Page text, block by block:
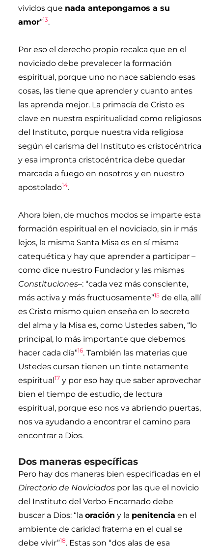
vividos que nada antepongamos a su
amor”13.
Por eso el derecho propio recalca que en el
noviciado debe prevalecer la formación
espiritual, porque uno no nace sabiendo esas
cosas, las tiene que aprender y cuanto antes
las aprenda mejor. La primacía de Cristo es
clave en nuestra espiritualidad como religiosos
del Instituto, porque nuestra vida religiosa
según el carisma del Instituto es cristocéntrica
y esa impronta cristocéntrica debe quedar
marcada a fuego en nosotros y en nuestro
apostolado14.
Ahora bien, de muchos modos se imparte esta
formación espiritual en el noviciado, sin ir más
lejos, la misma Santa Misa es en sí misma
catequética y hay que aprender a participar –
como dice nuestro Fundador y las mismas
Constituciones–: “cada vez más consciente,
más activa y más fructuosamente”15 de ella, allí
es Cristo mismo quien enseña en lo secreto
del alma y la Misa es, como Ustedes saben, “lo
principal, lo más importante que debemos
hacer cada día”16. También las materias que
Ustedes cursan tienen un tinte netamente
espiritual17 y por eso hay que saber aprovechar
bien el tiempo de estudio, de lectura
espiritual, porque eso nos va abriendo puertas,
nos va ayudando a encontrar el camino para
encontrar a Dios.
Dos maneras específicas
Pero hay dos maneras bien especificadas en el
Directorio de Noviciados por las que el novicio
del Instituto del Verbo Encarnado debe
buscar a Dios: “laoración y la penitencia en el
ambiente de caridad fraterna en el cual se
debe vivir”18. Estas son “dos alas de esa